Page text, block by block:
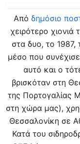
Από δημόσιο
χειρότερο
στα δυο, το 1987,
μέσο που
αυτό και ο
βρισκόταν στη
της Πορτογαλίας
στη χώρα μας),
Θεσσαλονίκη σε
Κατά του